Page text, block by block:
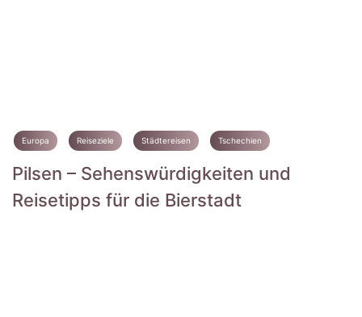
Europa Reiseziele Städtereisen Tschechien
Pilsen – Sehenswürdigkeiten und
Reisetipps für die Bierstadt